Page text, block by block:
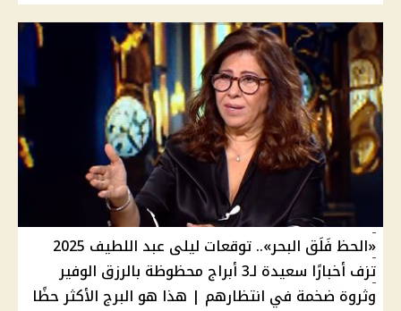
«الحظ فَلَق البحر».. توقعات ليلى عبد اللطيف 2025
تزف أخبارًا سعيدة لـ3 أبراج محظوظة بالرزق الوفير
وثروة ضخمة في انتظارهم | هذا هو البرج الأكثر حظًا